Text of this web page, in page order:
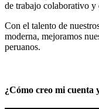
de trabajo colaborativo y
Con el talento de
moderna, mejoramos
peruanos.
¿Cómo creo mi cuenta